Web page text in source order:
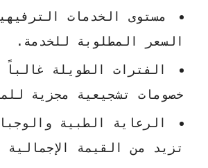
مستوى الخدمات
السعر المطلوبة للخدمة.
الفترات الطويلة
خصومات تشجيعية مجزية
الرعاية الطبية
تزيد من القيمة الإجمالية